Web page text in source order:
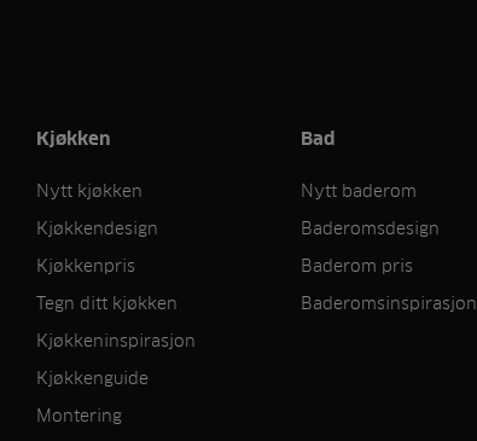
Kjøkken
Nytt kjøkken
Kjøkkendesign
Kjøkkenpris
Tegn ditt kjøkken
Kjøkkeninspirasjon
Kjøkkenguide
Montering
Bad
Nytt baderom
Baderomsdesign
Baderom pris
Baderomsinspirasjon